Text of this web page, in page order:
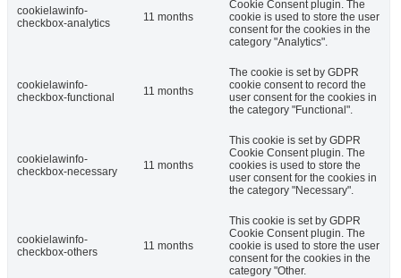
cookielawinfo-
checkbox-analytics
11 months
Cookie Consent plugin. The
cookie is used to store the user
consent for the cookies in the
category "Analytics".
cookielawinfo-
checkbox-functional
11 months
The cookie is set by GDPR
cookie consent to record the
user consent for the cookies in
the category "Functional".
cookielawinfo-
checkbox-necessary
11 months
This cookie is set by GDPR
Cookie Consent plugin. The
cookies is used to store the
user consent for the cookies in
the category "Necessary".
cookielawinfo-
checkbox-others
11 months
This cookie is set by GDPR
Cookie Consent plugin. The
cookie is used to store the user
consent for the cookies in the
category "Other.